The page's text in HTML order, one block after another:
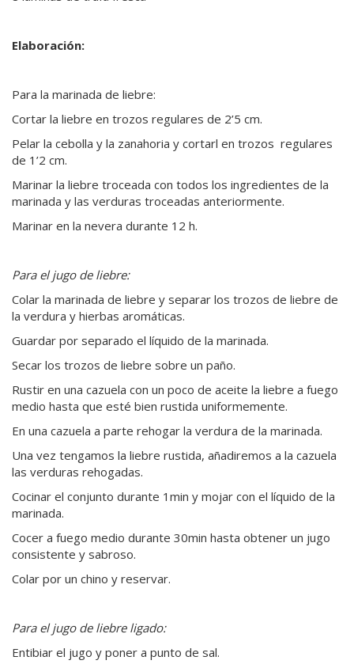
Elaboración:
Para la marinada de liebre:
Cortar la liebre en trozos regulares de 2’5 cm.
Pelar la cebolla y la zanahoria y cortarl en trozos regulares
de 1’2 cm.
Marinar la liebre troceada con todos los ingredientes de la
marinada y las verduras troceadas anteriormente.
Marinar en la nevera durante 12 h.
Para el jugo de liebre:
Colar la marinada de liebre y separar los trozos de liebre de
la verdura y hierbas aromáticas.
Guardar por separado el líquido de la marinada.
Secar los trozos de liebre sobre un paño.
Rustir en una cazuela con un poco de aceite la liebre a fuego
medio hasta que esté bien rustida uniformemente.
En una cazuela a parte rehogar la verdura de la marinada.
Una vez tengamos la liebre rustida, añadiremos a la cazuela
las verduras rehogadas.
Cocinar el conjunto durante 1min y mojar con el líquido de la
marinada.
Cocer a fuego medio durante 30min hasta obtener un jugo
consistente y sabroso.
Colar por un chino y reservar.
Para el jugo de liebre ligado:
Entibiar el jugo y poner a punto de sal.